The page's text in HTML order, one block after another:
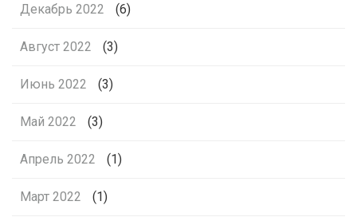
Декабрь 2022 (6)
Август 2022 (3)
Июнь 2022 (3)
Май 2022 (3)
Апрель 2022 (1)
Март 2022 (1)